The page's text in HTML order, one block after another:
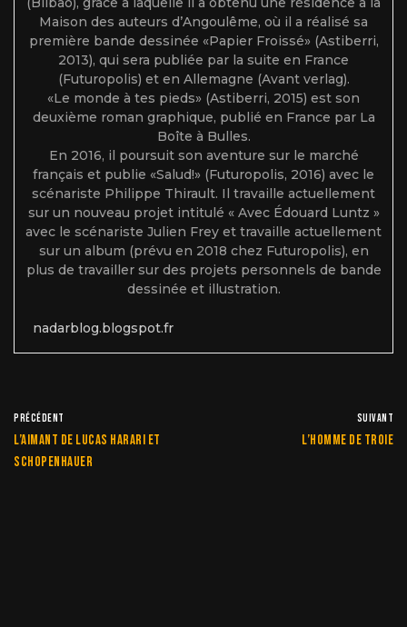
Maison des auteurs d’Angoulême, où il a réalisé sa
première bande dessinée «Papier Froissé» (Astiberri,
2013), qui sera publiée par la suite en France
(Futuropolis) et en Allemagne (Avant verlag).
«Le monde à tes pieds» (Astiberri, 2015) est son
deuxième roman graphique, publié en France par La
Boîte à Bulles.
En 2016, il poursuit son aventure sur le marché
français et publie «Salud!» (Futuropolis, 2016) avec le
scénariste Philippe Thirault. Il travaille actuellement
sur un nouveau projet intitulé « Avec Édouard Luntz »
avec le scénariste Julien Frey et travaille actuellement
sur un album (prévu en 2018 chez Futuropolis), en
plus de travailler sur des projets personnels de bande
dessinée et illustration.
nadarblog.blogspot.fr
PRÉCÉDENT
L’aimant de Lucas Harari et
Schopenhauer
SUIVANT
L’homme de troie